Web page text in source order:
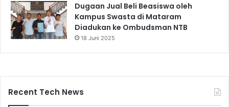
Dugaan Jual Beli Beasiswa oleh
Kampus Swasta di Mataram
Diadukan ke Ombudsman NTB
18 Juni 2025
Recent Tech News